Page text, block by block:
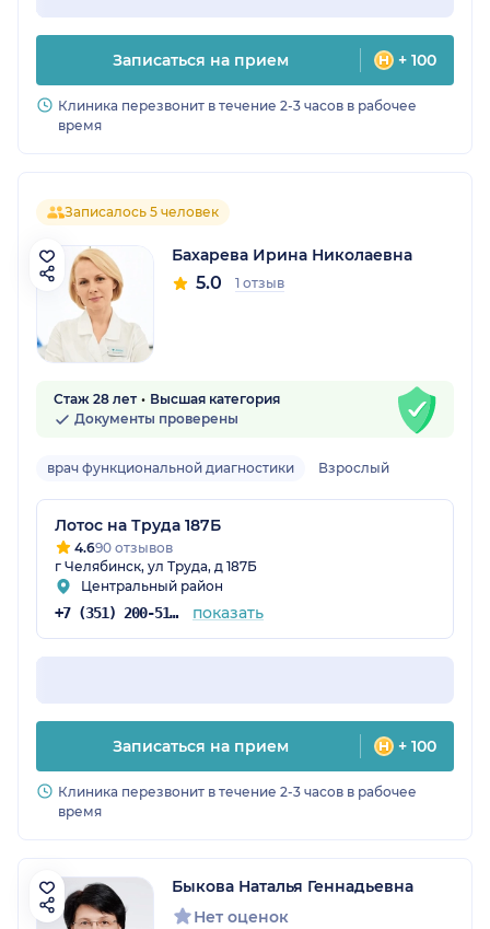
Записаться на прием + 100
Клиника перезвонит в течение 2-3 часов в рабочее
время
Записалось 5 человек
Бахарева Ирина Николаевна
5.0 1 отзыв
Стаж 28 лет
Высшая категория
Документы проверены
врач функциональной диагностики Взрослый
Лотос на Труда 187Б
4.690 отзывов
г Челябинск, ул Труда, д 187Б
Центральный район
+7 (351) 200-51-58 показать
Записаться на прием + 100
Клиника перезвонит в течение 2-3 часов в рабочее
время
Быкова Наталья Геннадьевна
Нет оценок